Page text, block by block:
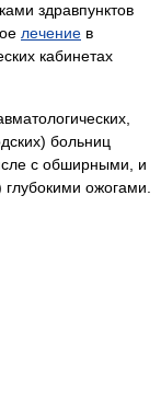
здравпунктов
лечение в
кабинетах
больниц
с обширными, и
ожогами.